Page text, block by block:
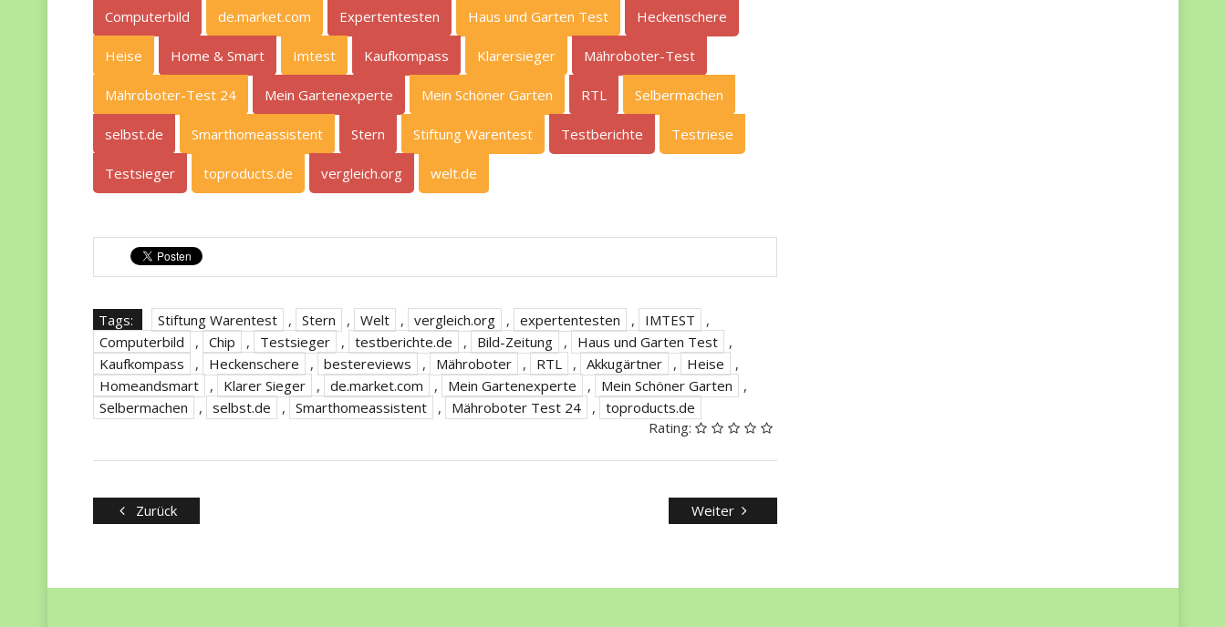
Computerbild de.market.com Expertentesten Haus und Garten Test Heckenschere
Heise Home & Smart Imtest Kaufkompass Klarersieger Mähroboter-Test
Mähroboter-Test 24 Mein Gartenexperte Mein Schöner Garten RTL Selbermachen
selbst.de Smarthomeassistent Stern Stiftung Warentest Testberichte Testriese
Testsieger toproducts.de vergleich.org welt.de
Tags: Stiftung Warentest , Stern , Welt , vergleich.org , expertentesten , IMTEST
,
Computerbild
, Chip , Testsieger , testberichte.de , Bild-Zeitung , Haus und Garten Test
,
Kaufkompass
, Heckenschere , bestereviews , Mähroboter , RTL , Akkugärtner , Heise
,
Homeandsmart
, Klarer Sieger , de.market.com , Mein Gartenexperte , Mein Schöner Garten
,
Selbermachen
, selbst.de , Smarthomeassistent , Mähroboter Test 24 , toproducts.de
Rating:
Zurück Weiter